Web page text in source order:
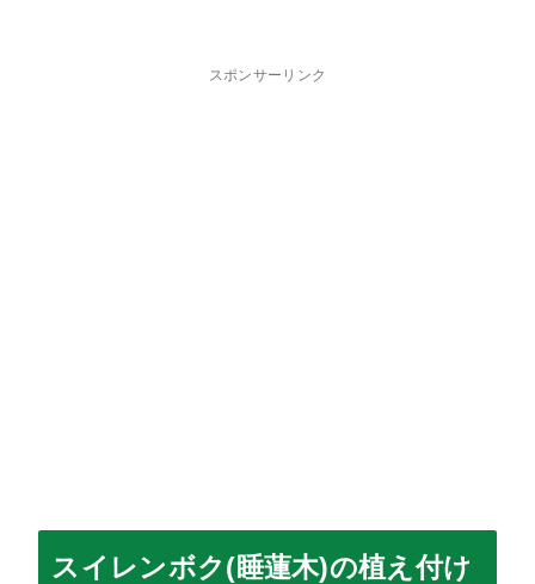
スポンサーリンク
スイレンボク(睡蓮木)の植え付け